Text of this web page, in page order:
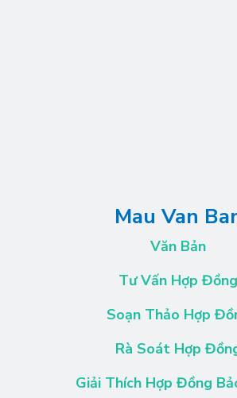
Mau Van
Văn Bản
Tư Vấn Hợp Đồng
Soạn Thảo Hợp
Rà Soát Hợp
Giải Thích Hợp Đồng